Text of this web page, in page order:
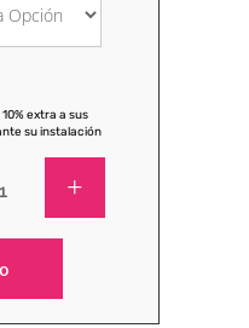
extra a sus
su instalación